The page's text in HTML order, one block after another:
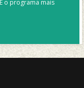
o programa mais